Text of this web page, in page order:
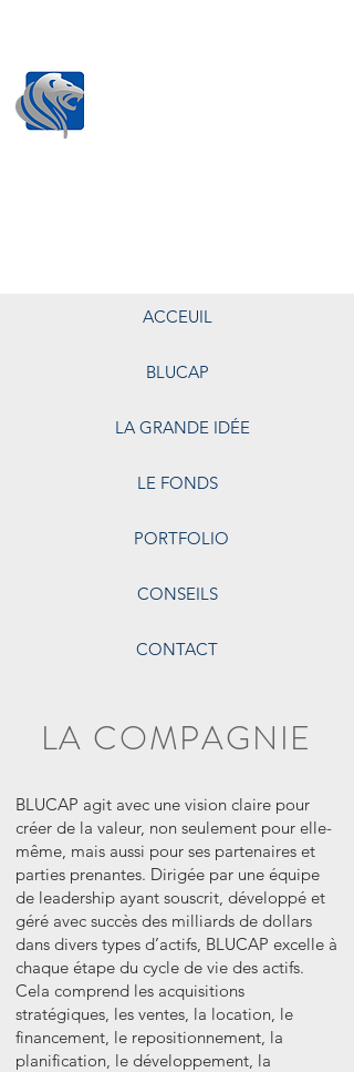
ACCEUIL
BLUCAP
LA GRANDE IDÉE
LE FONDS
PORTFOLIO
CONSEILS
CONTACT
LA COMPAGNIE
BLUCAP agit avec une vision claire pour
créer de la valeur, non seulement pour elle-
même, mais aussi pour ses partenaires et
parties prenantes. Dirigée par une équipe
de leadership ayant souscrit, développé et
géré avec succès des milliards de dollars
dans divers types d’actifs, BLUCAP excelle à
chaque étape du cycle de vie des actifs.
Cela comprend les acquisitions
stratégiques, les ventes, la location, le
financement, le repositionnement, la
planification, le développement, la